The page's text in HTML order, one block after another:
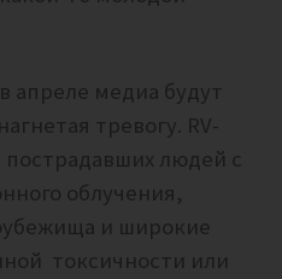
апреле медиа будут
тревогу. RV-
людей с
облучения,
и широкие
токсичности или